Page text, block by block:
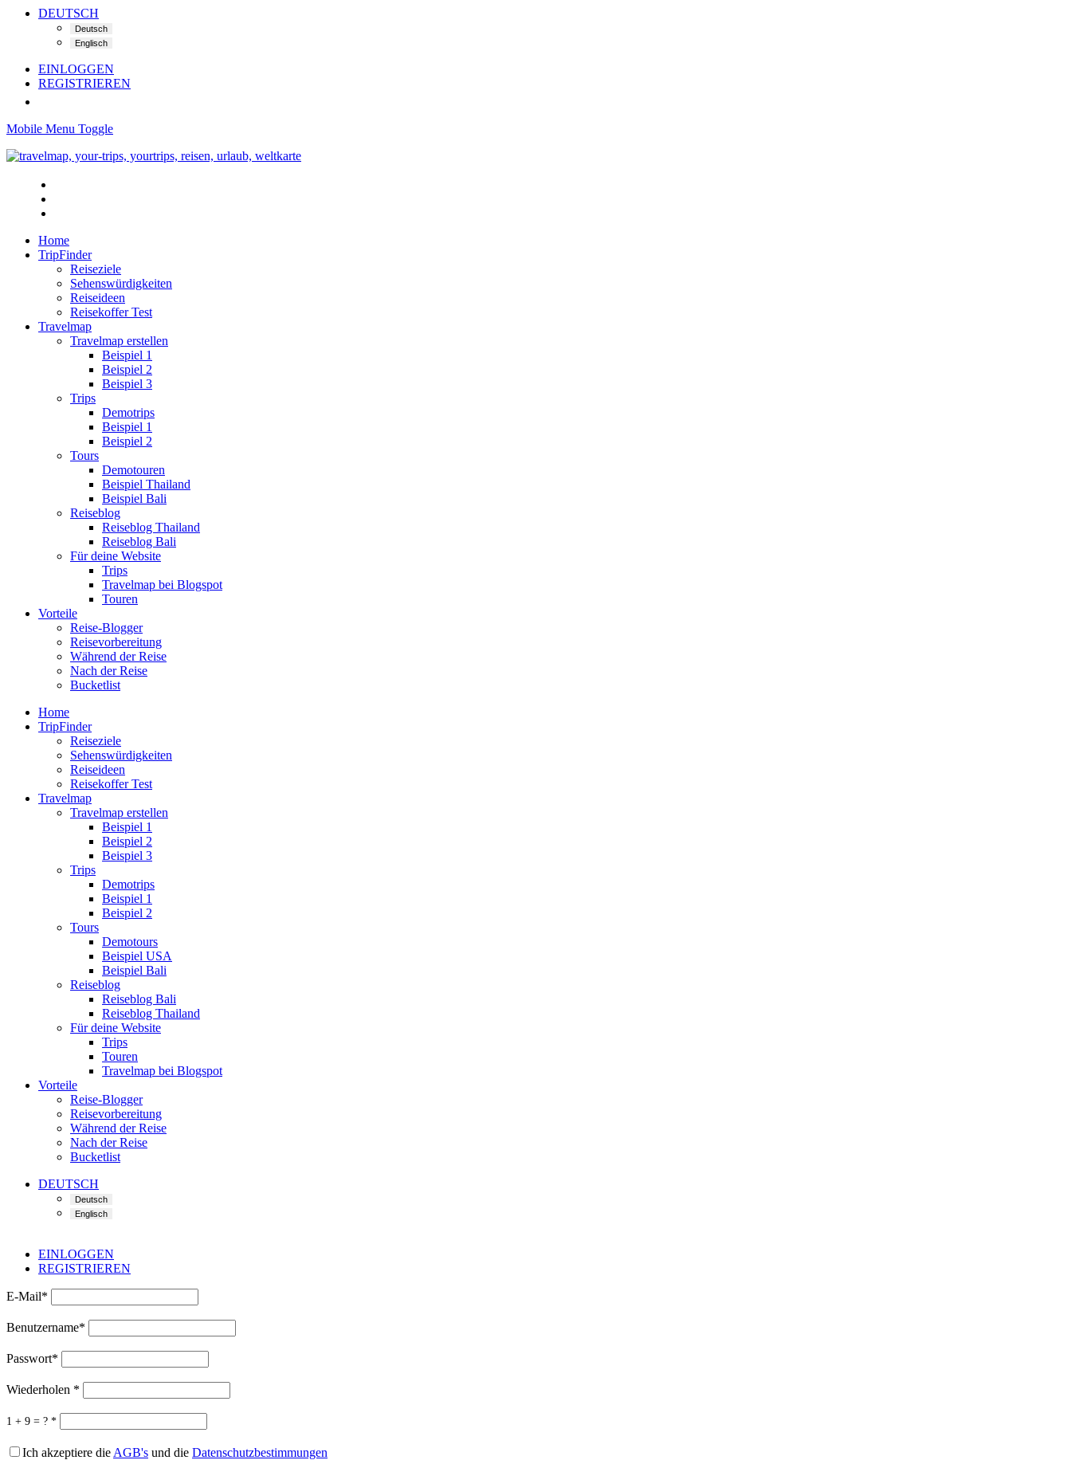
DEUTSCH
EINLOGGEN
REGISTRIEREN
Mobile Menu Toggle
Home
TripFinder
Reiseziele
Sehenswürdigkeiten
Reiseideen
Reisekoffer Test
Travelmap
Travelmap erstellen
Beispiel 1
Beispiel 2
Beispiel 3
Trips
Demotrips
Beispiel 1
Beispiel 2
Tours
Demotouren
Beispiel Thailand
Beispiel Bali
Reiseblog
Reiseblog Thailand
Reiseblog Bali
Für deine Website
Trips
Travelmap bei Blogspot
Touren
Vorteile
Reise-Blogger
Reisevorbereitung
Während der Reise
Nach der Reise
Bucketlist
Home
TripFinder
Reiseziele
Sehenswürdigkeiten
Reiseideen
Reisekoffer Test
Travelmap
Travelmap erstellen
Beispiel 1
Beispiel 2
Beispiel 3
Trips
Demotrips
Beispiel 1
Beispiel 2
Tours
Demotours
Beispiel USA
Beispiel Bali
Reiseblog
Reiseblog Bali
Reiseblog Thailand
Für deine Website
Trips
Touren
Travelmap bei Blogspot
Vorteile
Reise-Blogger
Reisevorbereitung
Während der Reise
Nach der Reise
Bucketlist
DEUTSCH
EINLOGGEN
REGISTRIEREN
E-Mail*
Benutzername*
Passwort*
Wiederholen *
1 + 9 = ? *
Ich akzeptiere die AGB's und die Datenschutzbestimmungen